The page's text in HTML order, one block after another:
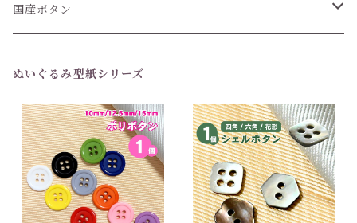
6個セット
国産ボタン
1個(バラ売り)
ぬいぐるみ型紙シリーズ